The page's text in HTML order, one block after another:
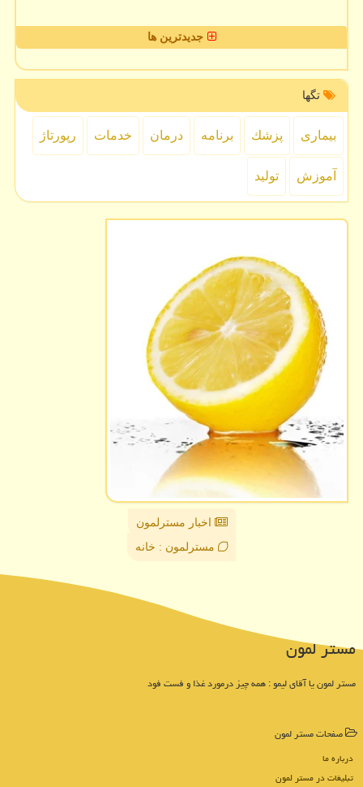
جدیدترین ها
تگها
بیماری پزشك برنامه درمان خدمات رپورتاژ
آموزش تولید
اخبار مسترلمون
مسترلمون : خانه
مستر لمون
مستر لمون یا آقای لیمو : همه چیز درمورد غذا و فست فود
صفحات مستر لمون
درباره ما
تبلیغات در مستر لمون